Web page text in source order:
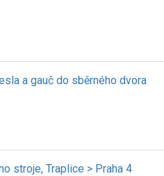
a gauč do sběrného dvora
stroje, Traplice > Praha 4